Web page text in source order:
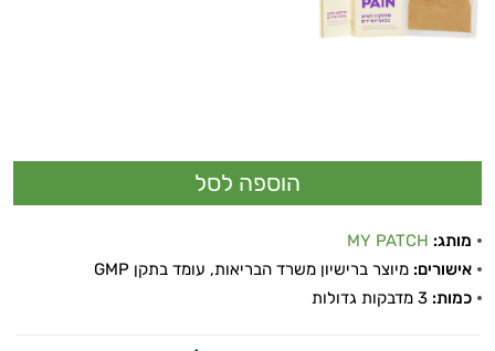
מותג: MY PATCH
אישורים: מיוצר ברישיון משרד הבריאות, עומד בתקן GMP
כמות: